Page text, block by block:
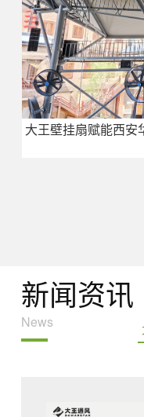
大王壁挂扇赋能西安
新闻资讯
News